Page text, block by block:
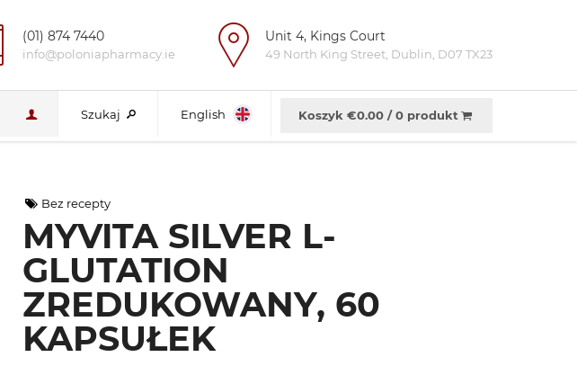
(01) 874 7440
info@poloniapharmacy.ie
Unit 4, Kings Court
49 North King Street, Dublin, D07 TX23
Szukaj English Koszyk €0.00/0 produkt
Bez recepty
MYVITA SILVER L-
GLUTATION
ZREDUKOWANY, 60
KAPSUŁEK